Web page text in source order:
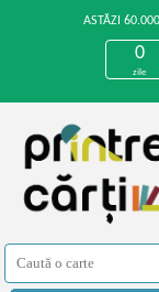
ASTĂZI
0
zile